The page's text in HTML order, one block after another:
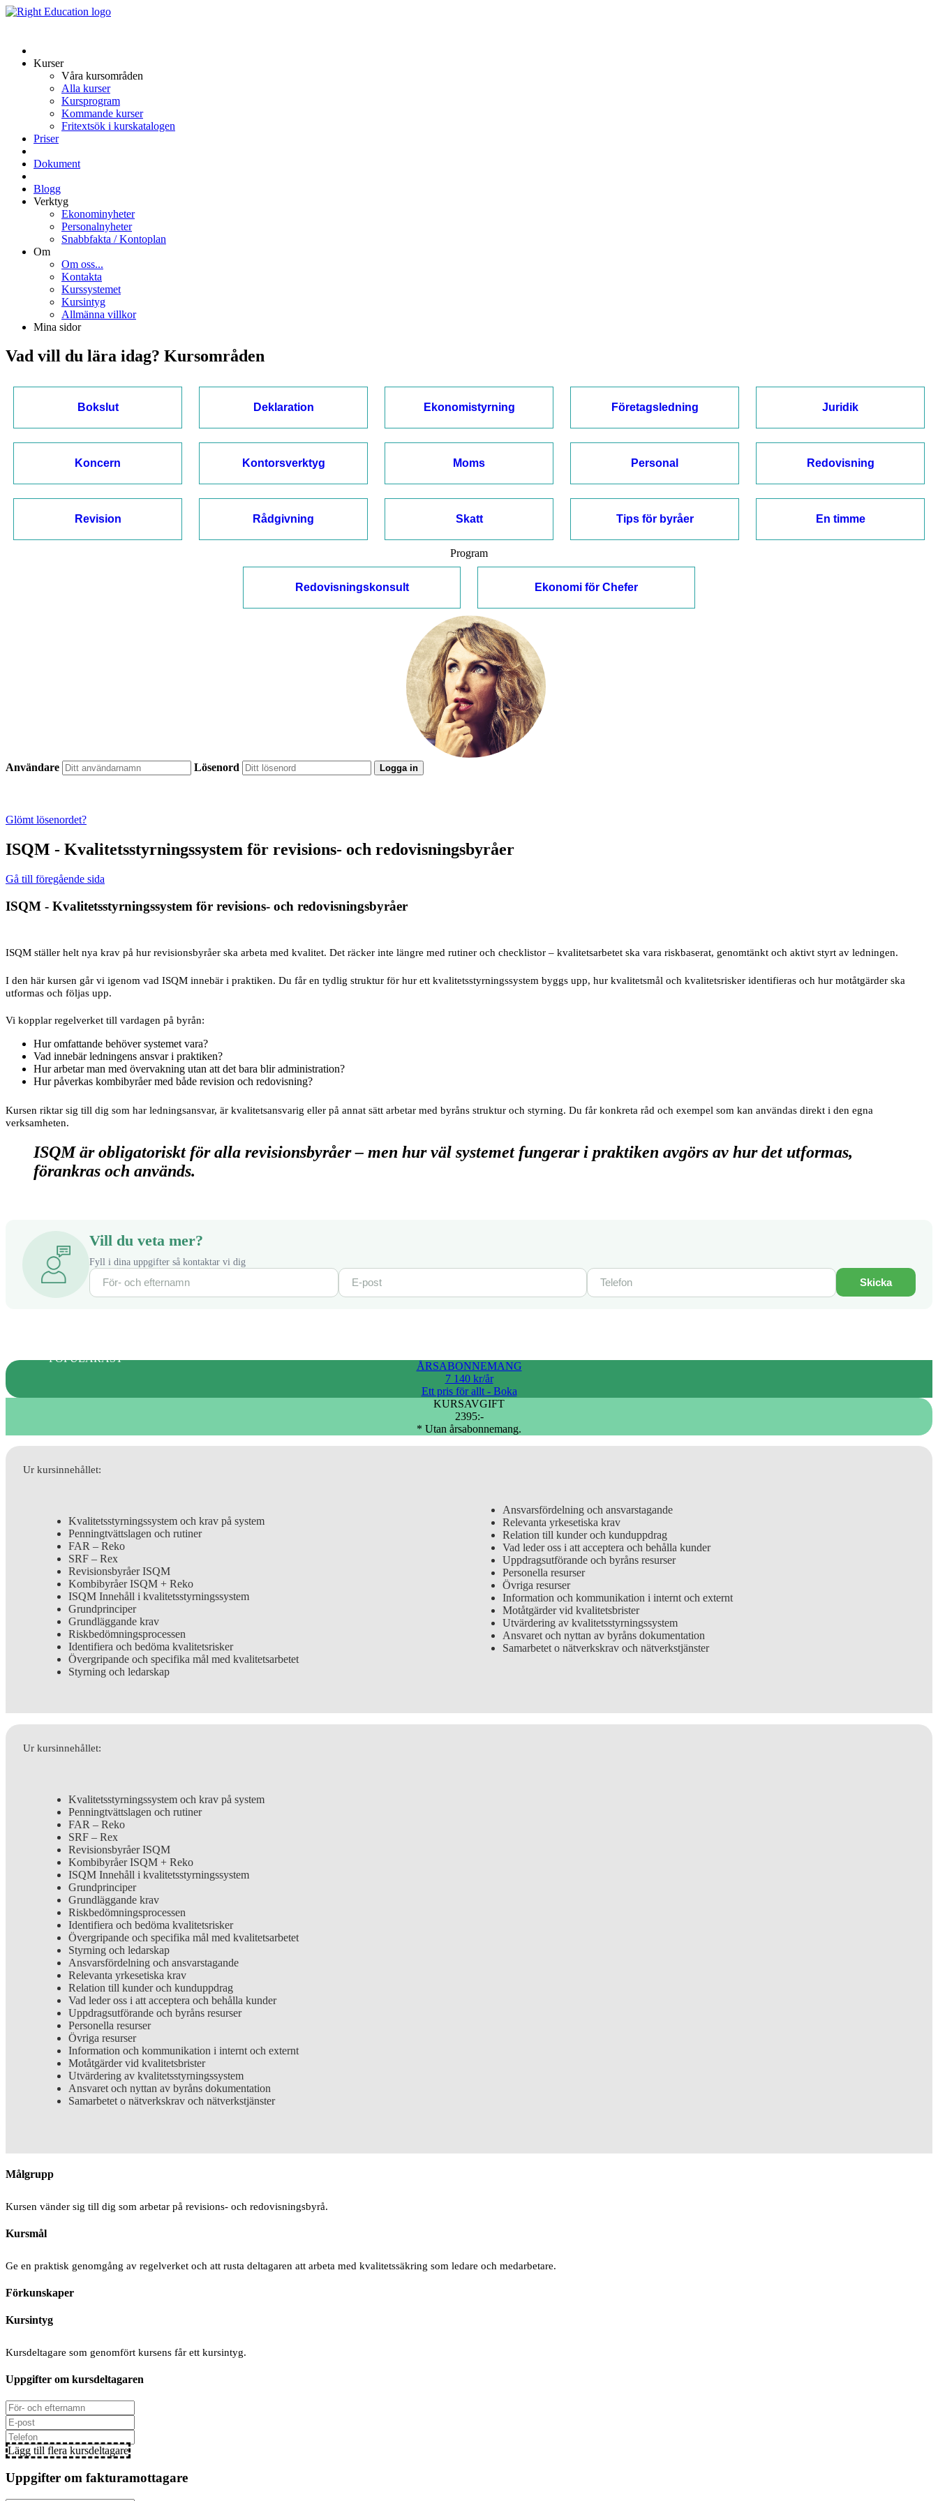
Kurser
Våra kursområden
Alla kurser
Kursprogram
Kommande kurser
Fritextsök i kurskatalogen
Priser
Dokument
Blogg
Verktyg
Ekonominyheter
Personalnyheter
Snabbfakta / Kontoplan
Om
Om oss...
Kontakta
Kurssystemet
Kursintyg
Allmänna villkor
Mina sidor
Vad vill du lära idag? Kursområden
Bokslut Deklaration Ekonomistyrning Företagsledning Juridik
Koncern Kontorsverktyg Moms Personal Redovisning
Revision Rådgivning Skatt Tips för byråer En timme
Program
Redovisningskonsult Ekonomi för Chefer
Användare Lösenord Logga in
Glömt lösenordet?
ISQM - Kvalitetsstyrningssystem för revisions- och redovisningsbyråer
Gå till föregående sida
ISQM - Kvalitetsstyrningssystem för revisions- och redovisningsbyråer
ISQM ställer helt nya krav på hur revisionsbyråer ska arbeta med kvalitet. Det räcker inte längre med rutiner och checklistor – kvalitetsarbetet ska vara riskbaserat, genomtänkt och aktivt styrt av ledningen.
I den här kursen går vi igenom vad ISQM innebär i praktiken. Du får en tydlig struktur för hur ett kvalitetsstyrningssystem byggs upp, hur kvalitetsmål och kvalitetsrisker identifieras och hur motåtgärder ska
utformas och följas upp.
Vi kopplar regelverket till vardagen på byrån:
Hur omfattande behöver systemet vara?
Vad innebär ledningens ansvar i praktiken?
Hur arbetar man med övervakning utan att det bara blir administration?
Hur påverkas kombibyråer med både revision och redovisning?
Kursen riktar sig till dig som har ledningsansvar, är kvalitetsansvarig eller på annat sätt arbetar med byråns struktur och styrning. Du får konkreta råd och exempel som kan användas direkt i den egna
verksamheten.
ISQM är obligatoriskt för alla revisionsbyråer – men hur väl systemet fungerar i praktiken avgörs av hur det utformas,
förankras och används.
Vill du veta mer?
Fyll i dina uppgifter så kontaktar vi dig
Skicka
POPULÄRAST
ÅRSABONNEMANG
7 140 kr/år
Ett pris för allt - Boka
KURSAVGIFT
2395:-
* Utan årsabonnemang.
Ur kursinnehållet:
Kvalitetsstyrningssystem och krav på system
Penningtvättslagen och rutiner
FAR – Reko
SRF – Rex
Revisionsbyråer ISQM
Kombibyråer ISQM + Reko
ISQM Innehåll i kvalitetsstyrningssystem
Grundprinciper
Grundläggande krav
Riskbedömningsprocessen
Identifiera och bedöma kvalitetsrisker
Övergripande och specifika mål med kvalitetsarbetet
Styrning och ledarskap
Ansvarsfördelning och ansvarstagande
Relevanta yrkesetiska krav
Relation till kunder och kunduppdrag
Vad leder oss i att acceptera och behålla kunder
Uppdragsutförande och byråns resurser
Personella resurser
Övriga resurser
Information och kommunikation i internt och externt
Motåtgärder vid kvalitetsbrister
Utvärdering av kvalitetsstyrningssystem
Ansvaret och nyttan av byråns dokumentation
Samarbetet o nätverkskrav och nätverkstjänster
Ur kursinnehållet:
Kvalitetsstyrningssystem och krav på system
Penningtvättslagen och rutiner
FAR – Reko
SRF – Rex
Revisionsbyråer ISQM
Kombibyråer ISQM + Reko
ISQM Innehåll i kvalitetsstyrningssystem
Grundprinciper
Grundläggande krav
Riskbedömningsprocessen
Identifiera och bedöma kvalitetsrisker
Övergripande och specifika mål med kvalitetsarbetet
Styrning och ledarskap
Ansvarsfördelning och ansvarstagande
Relevanta yrkesetiska krav
Relation till kunder och kunduppdrag
Vad leder oss i att acceptera och behålla kunder
Uppdragsutförande och byråns resurser
Personella resurser
Övriga resurser
Information och kommunikation i internt och externt
Motåtgärder vid kvalitetsbrister
Utvärdering av kvalitetsstyrningssystem
Ansvaret och nyttan av byråns dokumentation
Samarbetet o nätverkskrav och nätverkstjänster
Målgrupp
Kursen vänder sig till dig som arbetar på revisions- och redovisningsbyrå.
Kursmål
Ge en praktisk genomgång av regelverket och att rusta deltagaren att arbeta med kvalitetssäkring som ledare och medarbetare.
Förkunskaper
Kursintyg
Kursdeltagare som genomfört kursens får ett kursintyg.
Uppgifter om kursdeltagaren
Lägg till flera kursdeltagare
Uppgifter om fakturamottagare